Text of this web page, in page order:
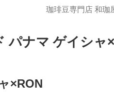
珈琲豆専門店 和珈
パナマ ゲイシャ
×RON